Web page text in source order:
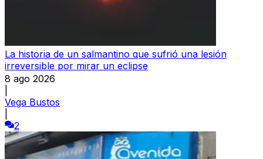
La historia de un salmantino que sufrió una lesión
irreversible por mirar un eclipse
8 ago 2026
Vega Bustos
2